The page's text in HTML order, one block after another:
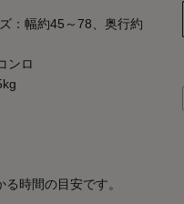
：幅約45～78、奥行約
ンロ
時間の目安です。